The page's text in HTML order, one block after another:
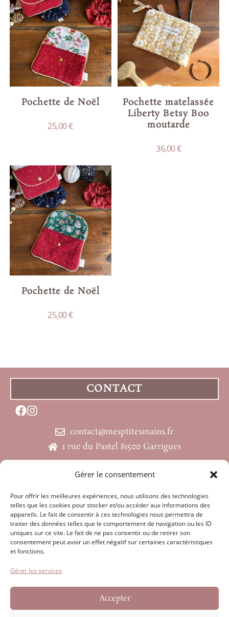
Gérer le consentement
Pour offrir les meilleures expériences, nous utilisons des technologies
telles que les cookies pour stocker et/ou accéder aux informations des
appareils. Le fait de consentir à ces technologies nous permettra de
traiter des données telles que le comportement de navigation ou les ID
uniques sur ce site. Le fait de ne pas consentir ou de retirer son
consentement peut avoir un effet négatif sur certaines caractéristiques
et fonctions.
Gérer les services
Accepter
Pochette de Noël
25,00€
Pochette matelassée
Liberty Betsy Boo
moutarde
36,00€
Pochette de Noël
25,00€
CONTACT
contact@mesptitesmains.fr
1 rue du Pastel 81500 Garrigues
INSCRIPTION NEWSLETTER
Cliquez ici
LIENS UTILES
Politique de confidentialité
Conditions générales de vente